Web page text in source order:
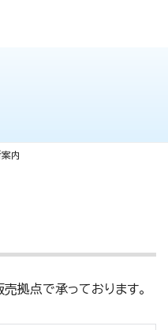
内
拠点で承っております。